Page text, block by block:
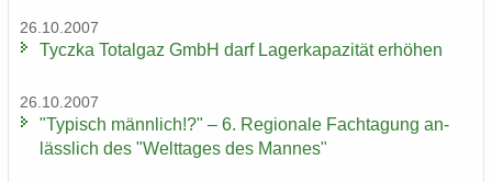
26.10.2007
Ty­cz­ka To­t­al­gaz GmbH darf La­ger­ka­pa­zi­tät er­hö­hen
26.10.2007
"Ty­pisch männ­lich!?" – 6. Re­gio­na­le Fach­ta­gung an­
läss­lich des "Welt­ta­ges des Man­nes"